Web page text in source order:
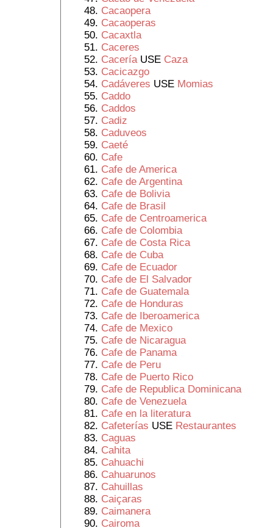
Cacaopera
Cacaoperas
Cacaxtla
Caceres
CaceríaUSE Caza
Cacicazgo
Cadáveres USE Momias
Caddo
Caddos
Cadiz
Caduveos
Caeté
Cafe
Cafe de America
Cafe de Argentina
Cafe de Bolivia
Cafe de Brasil
Cafe de Centroamerica
Cafe de Colombia
Cafe de Costa Rica
Cafe de Cuba
Cafe de Ecuador
Cafe de El Salvador
Cafe de Guatemala
Cafe de Honduras
Cafe de Iberoamerica
Cafe de Mexico
Cafe de Nicaragua
Cafe de Panama
Cafe de Peru
Cafe de Puerto Rico
Cafe de Republica Dominicana
Cafe de Venezuela
Cafe en la literatura
Cafeterías USE Restaurantes
Caguas
Cahita
Cahuachi
Cahuarunos
Cahuillas
Caiçaras
Caimanera
Cairoma